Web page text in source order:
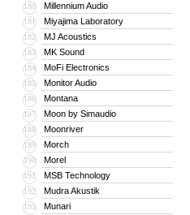
180 Millennium Audio
181 Miyajima Laboratory
182 MJ Acoustics
183 MK Sound
184 MoFi Electronics
185 Monitor Audio
186 Montana
187 Moon by Simaudio
188 Moonriver
189 Morch
190 Morel
191 MSB Technology
192 Mudra Akustik
193 Munari